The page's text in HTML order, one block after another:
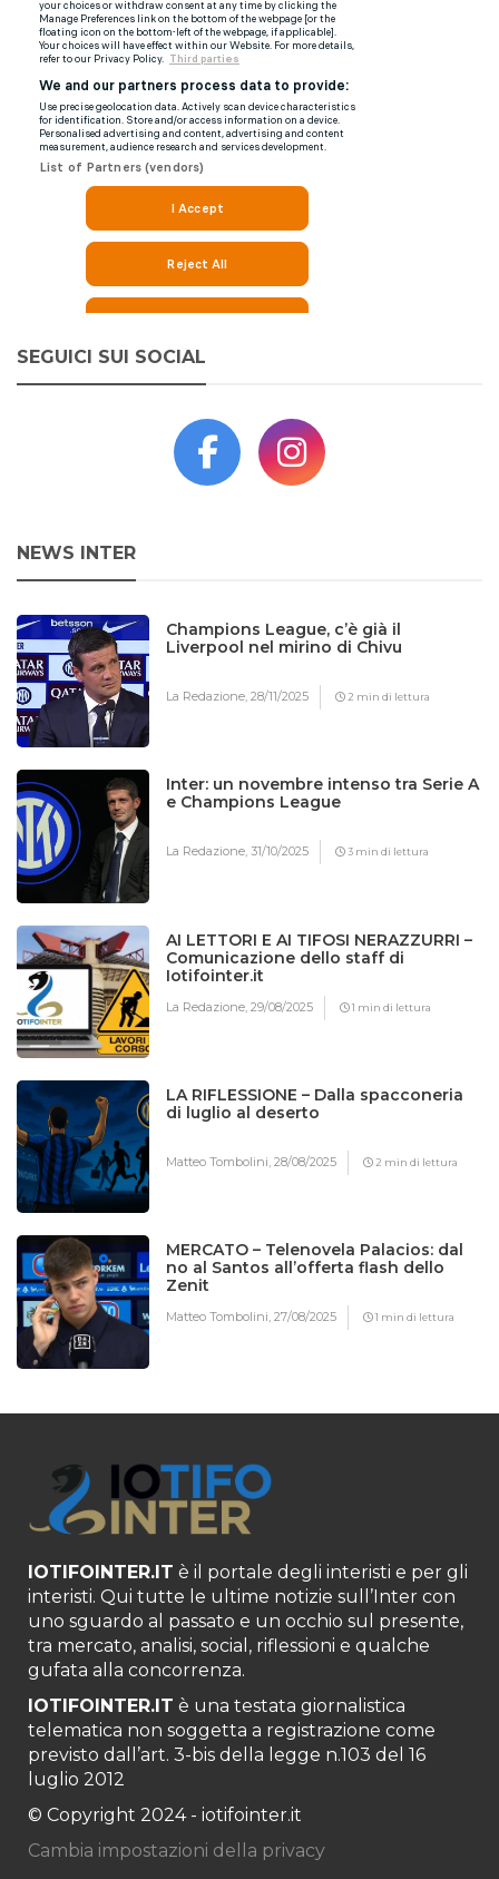
SEGUICI SUI SOCIAL
NEWS INTER
Champions League, c’è già il
Liverpool nel mirino di Chivu
La Redazione,28/11/2025 2 min di lettura
Inter: un novembre intenso tra Serie A
e Champions League
La Redazione,31/10/2025 3 min di lettura
AI LETTORI E AI TIFOSI NERAZZURRI –
Comunicazione dello staff di
Iotifointer.it
La Redazione,29/08/2025 1 min di lettura
LA RIFLESSIONE – Dalla spacconeria
di luglio al deserto
Matteo Tombolini,28/08/2025 2 min di lettura
MERCATO – Telenovela Palacios: dal
no al Santos all’offerta flash dello
Zenit
Matteo Tombolini,27/08/2025 1 min di lettura
IOTIFOINTER.IT è il portale degli interisti e per gli
interisti. Qui tutte le ultime notizie sull’Inter con
uno sguardo al passato e un occhio sul presente,
tra mercato, analisi, social, riflessioni e qualche
gufata alla concorrenza.
IOTIFOINTER.IT è una testata giornalistica
telematica non soggetta a registrazione come
previsto dall’art. 3-bis della legge n.103 del 16
luglio 2012
© Copyright 2024 - iotifointer.it
Cambia impostazioni della privacy